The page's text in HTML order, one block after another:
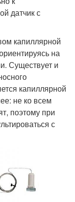
датчик с
капиллярной
на
Существует и
капиллярной
не ко всем
поэтому при
с